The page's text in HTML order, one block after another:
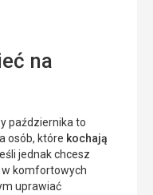
na
października to
osób, które kochają
jednak chcesz
w komfortowych
uprawiać